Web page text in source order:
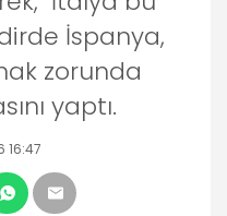
İspanya,
zorunda
yaptı.
16:47